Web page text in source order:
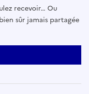
recevoir… Ou
sûr jamais partagée